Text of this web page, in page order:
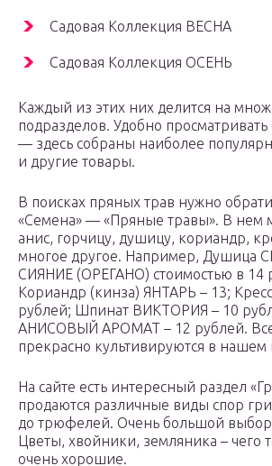
Садовая Коллекция ВЕСНА
Садовая Коллекция ОСЕНЬ
Каждый из этих них делится на
подразделов. Удобно
— здесь собраны наиболее
и другие товары.
В поисках пряных трав нужно
«Семена» — «Пряные травы». В нем
анис, горчицу, душицу, кориандр,
многое другое. Например, Душица
СИЯНИЕ (ОРЕГАНО) стоимостью в 14
Кориандр (кинза) ЯНТАРЬ – 13;
рублей; Шпинат ВИКТОРИЯ – 10
АНИСОВЫЙ АРОМАТ – 12 рублей.
прекрасно культивируются в нашем
На сайте есть интересный раздел
продаются различные виды спор
до трюфелей. Очень большой выбор
Цветы, хвойники, земляника – чего
очень хорошие.